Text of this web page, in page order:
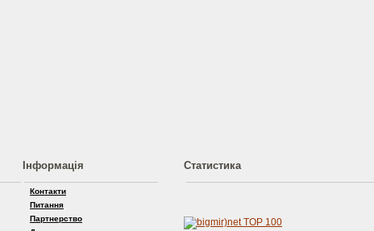
Інформація
Контакти
Питання
Партнерство
Статистика